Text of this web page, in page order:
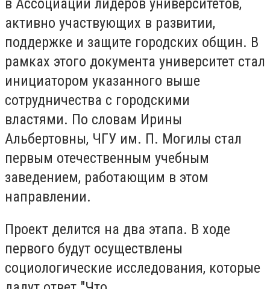
в Ассоциации лидеров университетов,
активно участвующих в развитии,
поддержке и защите городских общин. В
рамках этого документа университет стал
инициатором указанного выше
сотрудничества с городскими
властями. По словам Ирины
Альбертовны, ЧГУ им. П. Могилы стал
первым отечественным учебным
заведением, работающим в этом
направлении.
Проект делится на два этапа. В ходе
первого будут осуществлены
социологические исследования, которые